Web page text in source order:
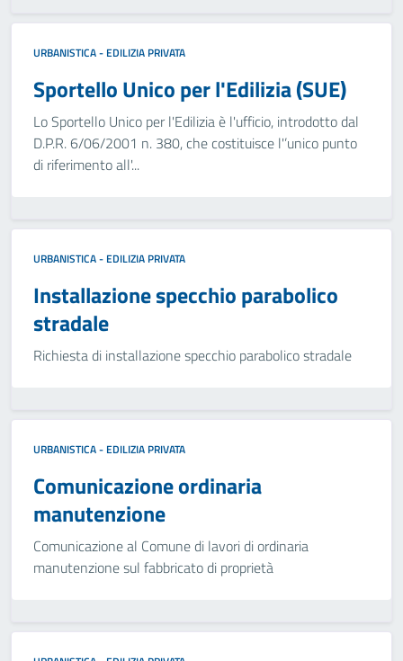
URBANISTICA - EDILIZIA PRIVATA
Sportello Unico per l'Edilizia (SUE)
Lo Sportello Unico per l'Edilizia è l'ufficio, introdotto dal
D.P.R. 6/06/2001 n. 380, che costituisce l'’unico punto
di riferimento all'...
URBANISTICA - EDILIZIA PRIVATA
Installazione specchio parabolico
stradale
Richiesta di installazione specchio parabolico stradale
URBANISTICA - EDILIZIA PRIVATA
Comunicazione ordinaria
manutenzione
Comunicazione al Comune di lavori di ordinaria
manutenzione sul fabbricato di proprietà